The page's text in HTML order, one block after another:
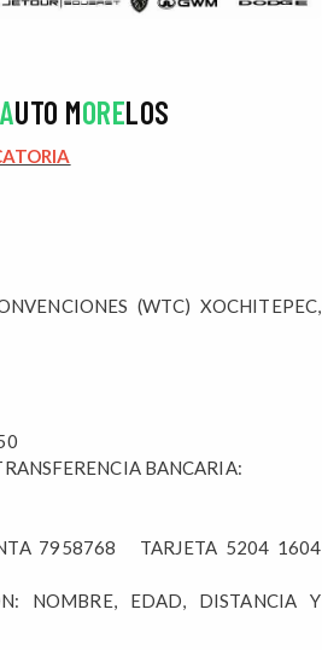
UTO MORELOS
(WTC) XOCHITEPEC,
BANCARIA:
7958768 TARJETA 5204 1604
NOMBRE, EDAD, DISTANCIA Y